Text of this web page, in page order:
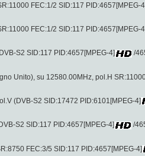
FEC:1/2 SID:117 PID:4657[MPEG-
FEC:1/2 SID:117 PID:4657[MPEG-
S2 SID:117 PID:4657[MPEG-4] /
Unito), su 12580.00MHz, pol.H
(DVB-S2 SID:17472 PID:6101[MPEG-4]
S2 SID:117 PID:4657[MPEG-4] /
FEC:3/5 SID:117 PID:4657[MPEG-4]